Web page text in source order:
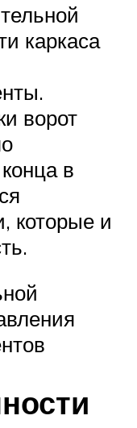
каркаса
ворот
в
которые и